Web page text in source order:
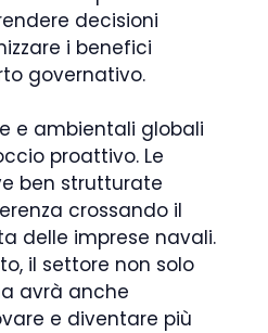
decisioni
i benefici
governativo.
e ambientali globali
proattivo. Le
ben strutturate
crossando il
delle imprese navali.
il settore non solo
avrà anche
e diventare più